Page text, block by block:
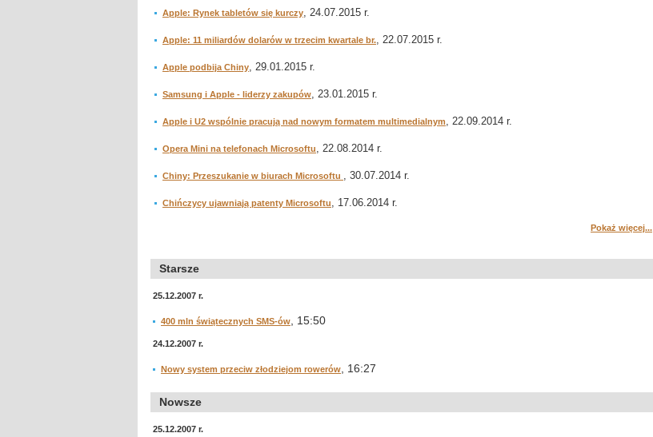
Apple: Rynek tabletów się kurczy, 24.07.2015 r.
Apple: 11 miliardów dolarów w trzecim kwartale br., 22.07.2015 r.
Apple podbija Chiny, 29.01.2015 r.
Samsung i Apple - liderzy zakupów, 23.01.2015 r.
Apple i U2 wspólnie pracują nad nowym formatem multimedialnym, 22.09.2014 r.
Opera Mini na telefonach Microsoftu, 22.08.2014 r.
Chiny: Przeszukanie w biurach Microsoftu , 30.07.2014 r.
Chińczycy ujawniają patenty Microsoftu, 17.06.2014 r.
Pokaż więcej...
Starsze
25.12.2007 r.
400 mln świątecznych SMS-ów , 15:50
24.12.2007 r.
Nowy system przeciw złodziejom rowerów , 16:27
Nowsze
25.12.2007 r.